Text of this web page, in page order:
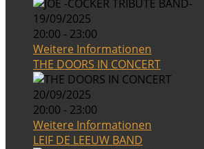
19/09/2025
20:00 - 23:00
Weitere Informationen
THE DOORS IN CONCERT
20/09/2025
20:00 - 23:00
Weitere Informationen
LEIF DE LEEUW BAND